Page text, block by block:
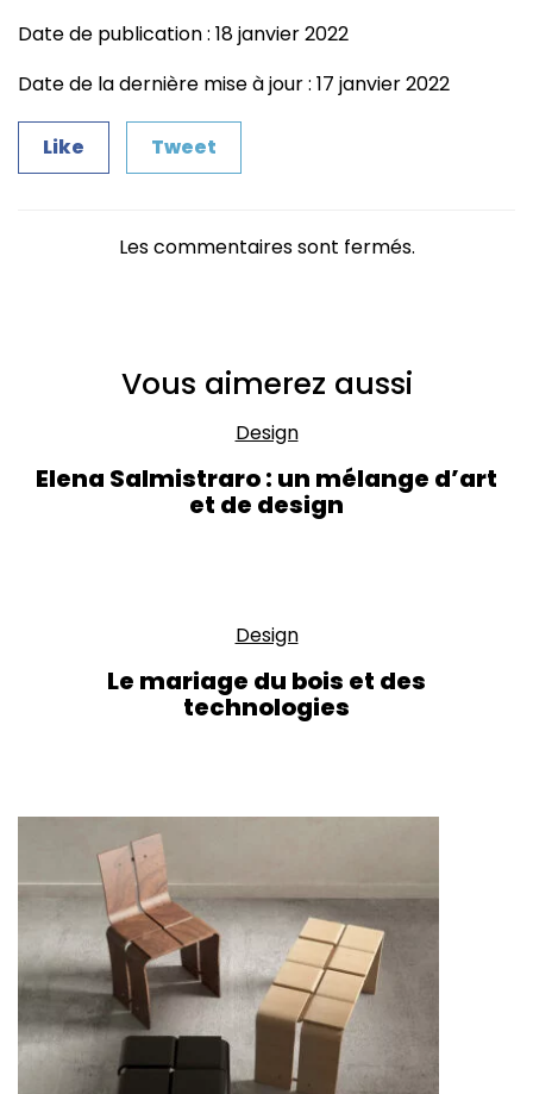
Date de publication : 18 janvier 2022
Date de la dernière mise à jour : 17 janvier 2022
Like Tweet
Les commentaires sont fermés.
Vous aimerez aussi
Design
Elena Salmistraro : un mélange d’art
et de design
Design
Le mariage du bois et des
technologies